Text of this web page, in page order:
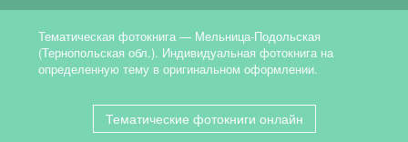
Тематическая фотокнига — Мельница-Подольская
(Тернопольская обл.). Индивидуальная фотокнига на
определенную тему в оригинальном оформлении.
Тематические фотокниги онлайн